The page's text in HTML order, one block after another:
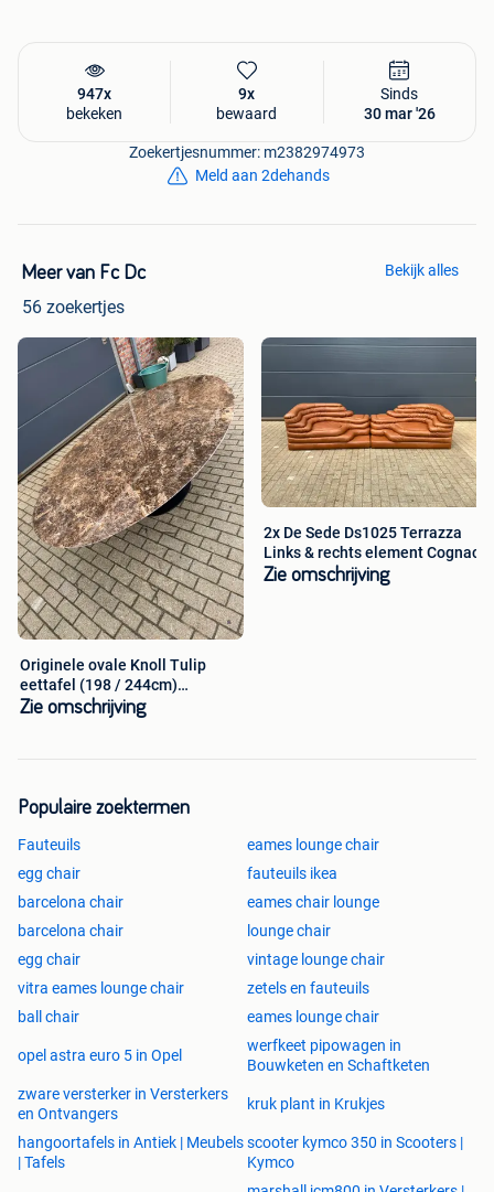
947x
bekeken
9x
bewaard
Sinds
30 mar '26
Zoekertjesnummer: m2382974973
Meld aan 2dehands
Meer van Fc Dc
56 zoekertjes
Bekijk alles
Originele ovale Knoll Tulip
eettafel (198 / 244cm)
Emperador
Zie omschrijving
2x De Sede Ds1025 Terrazza
Links & rechts element Cognac
Zie omschrijving
Populaire zoektermen
Fauteuils
eames lounge chair
egg chair
fauteuils ikea
barcelona chair
eames chair lounge
barcelona chair
lounge chair
egg chair
vintage lounge chair
vitra eames lounge chair
zetels en fauteuils
ball chair
eames lounge chair
opel astra euro 5 in Opel
werfkeet pipowagen in
Bouwketen en Schaftketen
zware versterker in Versterkers
en Ontvangers
kruk plant in Krukjes
hangoortafels in Antiek | Meubels
| Tafels
scooter kymco 350 in Scooters |
Kymco